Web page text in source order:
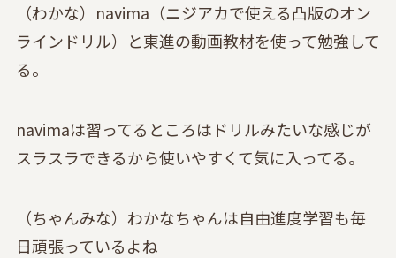
（わかな）navima（ニジアカで使える凸版のオン
ラインドリル）と東進の動画教材を使って勉強して
る。
navimaは習ってるところはドリルみたいな感じが
スラスラできるから使いやすくて気に入ってる。
（ちゃんみな）わかなちゃんは自由進度学習も毎
日頑張っているよね